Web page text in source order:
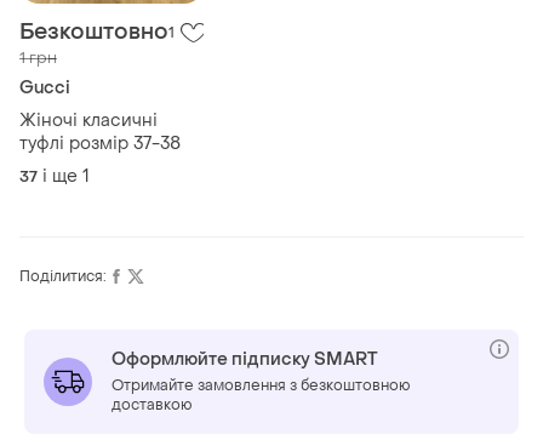
Безкоштовно1
1 грн
Gucci
Жіночі класичні
туфлі розмір 37-38
37 і ще 1
Поділитися:
Оформлюйте підписку SMART
Отримайте замовлення з безкоштовною
доставкою